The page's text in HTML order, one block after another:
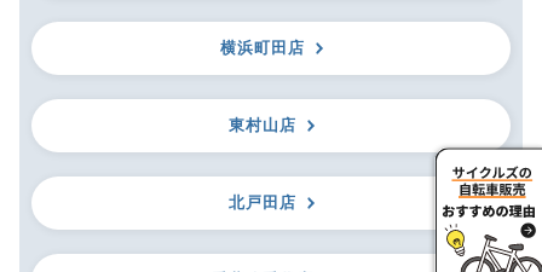
横浜町田店
東村山店
北戸田店